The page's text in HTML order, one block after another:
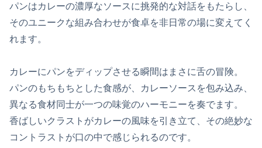
パンはカレーの濃厚なソースに挑発的な対話をもたらし、
そのユニークな組み合わせが食卓を非日常の場に変えてく
れます。
カレーにパンをディップさせる瞬間はまさに舌の冒険。
パンのもちもちとした食感が、カレーソースを包み込み、
異なる食材同士が一つの味覚のハーモニーを奏でます。
香ばしいクラストがカレーの風味を引き立て、その絶妙な
コントラストが口の中で感じられるのです。